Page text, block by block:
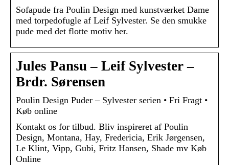
Sofapude fra Poulin Design med kunstværket Dame
med torpedofugle af Leif Sylvester. Se den smukke
pude med det flotte motiv her.
Jules Pansu – Leif Sylvester –
Brdr. Sørensen
Poulin Design Puder – Sylvester serien • Fri Fragt •
Køb online
Kontakt os for tilbud. Bliv inspireret af Poulin
Design, Montana, Hay, Fredericia, Erik Jørgensen,
Le Klint, Vipp, Gubi, Fritz Hansen, Shade mv Køb
Online